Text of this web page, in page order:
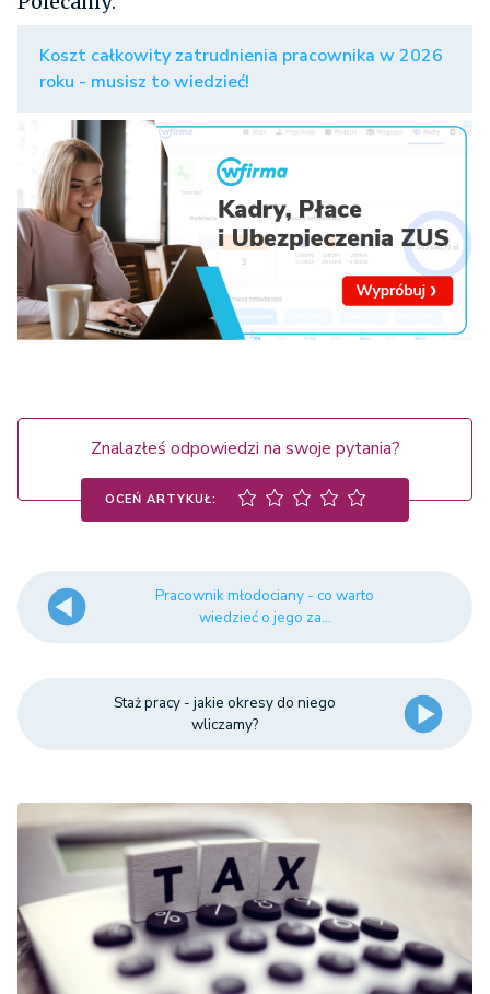
Koszt całkowity zatrudnienia pracownika w 2026
roku - musisz to wiedzieć!
Znalazłeś odpowiedzi na swoje pytania?
OCEŃ ARTYKUŁ:
Pracownik młodociany - co warto
wiedzieć o jego za...
Staż pracy - jakie okresy do niego
wliczamy?